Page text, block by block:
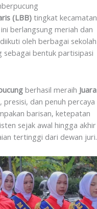
(LBB) tingkat kecamatan
berlangsung meriah dan
oleh berbagai sekolah
sebagai bentuk partisipasi
berhasil meraih Juara
dan penuh percaya
barisan, ketepatan
sejak awal hingga akhir
tertinggi dari dewan juri.